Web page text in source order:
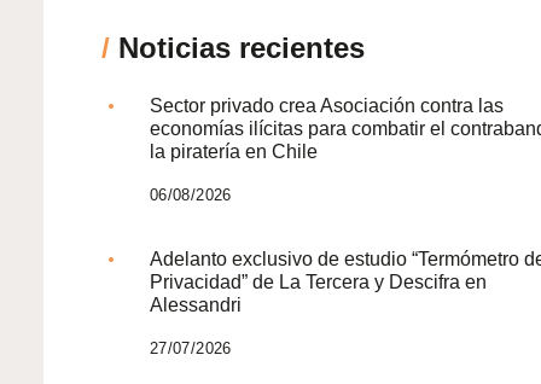
/ Noticias recientes
Sector privado crea Asociación contra las
economías ilícitas para combatir el
la piratería en Chile
06/08/2026
Adelanto exclusivo de estudio “Termómetro
Privacidad” de La Tercera y Descifra en
Alessandri
27/07/2026